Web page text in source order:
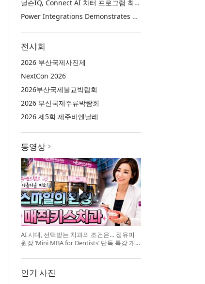
닐슨IQ, Connect AI 차터 프로그램 최초 고객사 ‘퓨리나’ 선정
Power Integrations Demonstrates World’s First 2200 V GaN Technology for Next-Era High-Voltage Power Systems
전시회
2026 부산국제사진제
NextCon 2026
2026부산국제불교박람회
2026 부산국제주류박람회
2026 제5회 제주비엔날레
동영상
AI 시대, 선택받는 치과의 조건은… 정유미
원장 ‘Mini MBA for Dentists’ 단독 특강 개
인기 사진